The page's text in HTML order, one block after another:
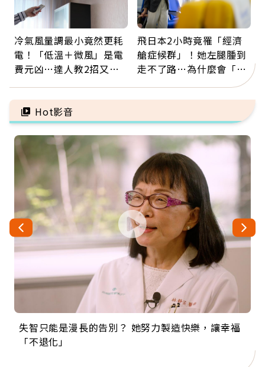
冷氣風量調最小竟然更耗
電！「低溫＋微風」是電
費元凶…達人教2招又涼
飛日本2小時竟罹「經濟
艙症候群」！她左腿腫到
走不了路…為什麼會「靜
脈血栓」？醫示警7種人
注意
Hot影音
失智只能是漫長的告別？ 她努力製造快樂，讓幸福
「不退化」
來自剛果的巧克力神父 為台灣奉獻36年 「台灣是我
的家，我連作夢都講台語！」
63歲卸矽谷副總、搬回台灣找快樂！「蛋黃哥小
丑」走進安養院，逗樂上萬爺奶：退休後才開始真
104歲打破金氏世界紀錄 成為全球最年長羽球選
手，分享長壽的秘密原來是「這個」
事業巔峰他選擇追夢…黑手阿伯拉小提琴還登上小
巨蛋！連CNN都大讚！